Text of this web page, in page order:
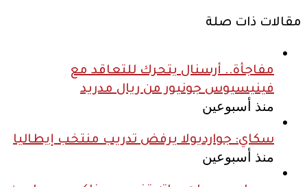
مقالات ذات صلة
مفاجأة.. أرسنال يتحرك للتعاقد مع
فينيسيوس جونيور من ريال مدريد
منذ أسبوعين
سكاي: جوارديولا يرفض تدريب منتخب إيطاليا
منذ أسبوعين